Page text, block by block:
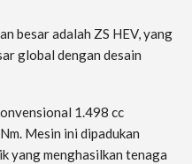
besar adalah ZS HEV, yang
global dengan desain
1.498 cc
Mesin ini dipadukan
yang menghasilkan tenaga